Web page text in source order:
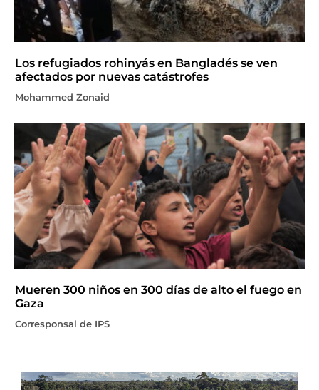
Los refugiados rohinyás en Bangladés se ven
afectados por nuevas catástrofes
Mohammed Zonaid
Mueren 300 niños en 300 días de alto el fuego en
Gaza
Corresponsal de IPS